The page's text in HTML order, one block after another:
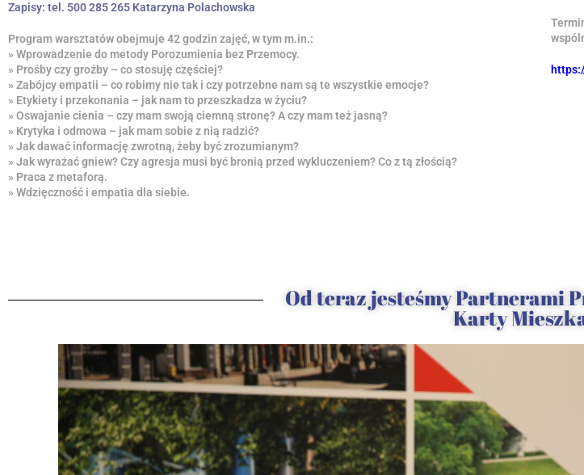
Zapisy: tel. 500 285 265 Katarzyna Polachowska
Program warsztatów obejmuje 42 godzin zajęć, w tym m.in.:
» Wprowadzenie do metody Porozumienia bez Przemocy.
» Prośby czy groźby – co stosuję częściej?
» Zabójcy empatii – co robimy nie tak i czy potrzebne nam są te wszystkie emocje?
» Etykiety i przekonania – jak nam to przeszkadza w życiu?
» Oswajanie cienia – czy mam swoją ciemną stronę? A czy mam też jasną?
» Krytyka i odmowa – jak mam sobie z nią radzić?
» Jak dawać informację zwrotną, żeby być zrozumianym?
» Jak wyrażać gniew? Czy agresja musi być bronią przed wykluczeniem? Co z tą złością?
» Praca z metaforą.
» Wdzięczność i empatia dla siebie.
Od teraz jesteśmy Partnerami
Karty